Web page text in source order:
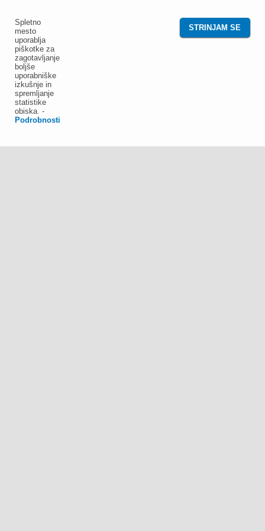
Spletno
mesto
uporablja
piškotke za
zagotavljanje
boljše
uporabniške
izkušnje in
spremljanje
statistike
obiska. -
Podrobnosti
STRINJAM SE